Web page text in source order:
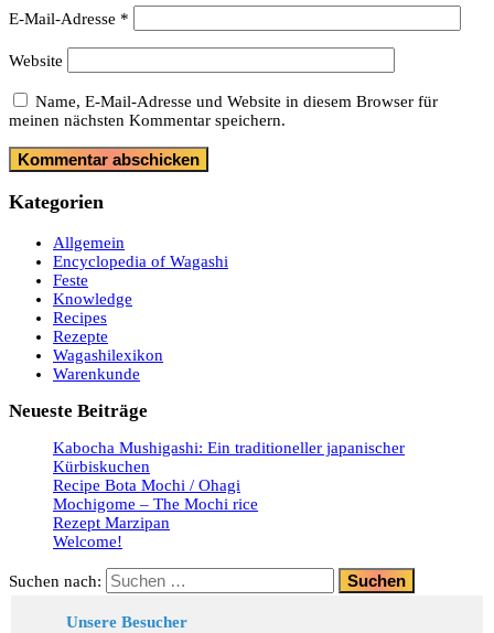
E-Mail-Adresse *
Website
Name, E-Mail-Adresse und Website in diesem Browser für
meinen nächsten Kommentar speichern.
Kategorien
Allgemein
Encyclopedia of Wagashi
Feste
Knowledge
Recipes
Rezepte
Wagashilexikon
Warenkunde
Neueste Beiträge
Kabocha Mushigashi: Ein traditioneller japanischer
Kürbiskuchen
Recipe Bota Mochi / Ohagi
Mochigome – The Mochi rice
Rezept Marzipan
Welcome!
Suchen nach:
Unsere Besucher